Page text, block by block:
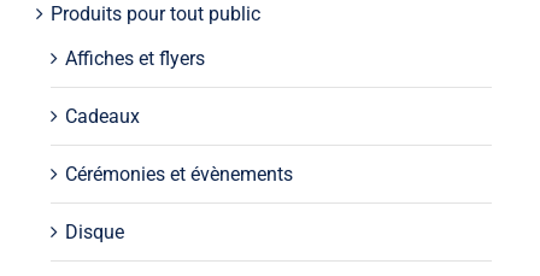
Produits pour tout public
Affiches et flyers
Cadeaux
Cérémonies et évènements
Disque